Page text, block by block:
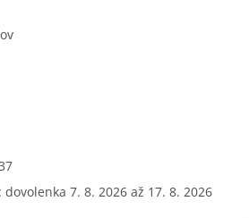
dovolenka 7. 8. 2026 až 17. 8. 2026